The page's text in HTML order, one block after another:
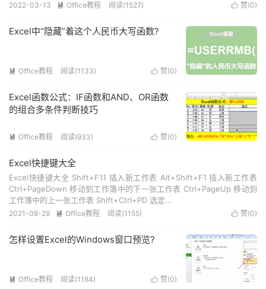
 赞(0)
2022-03-13  Office教程 阅读(1527)
Excel中“隐藏”着这个人民币大写函数?
 赞(0)
 Office教程 阅读(1133)
Excel函数公式：IF函数和AND、OR函数
的组合多条件判断技巧
 赞(0)
 Office教程 阅读(933)
Excel快捷键大全
Excel快捷键大全 Shift+F11 插入新工作表 Alt+Shift+F1 插入新工作表
Ctrl+PageDown 移动到工作簿中的下一张工作表 Ctrl+PageUp 移动到
工作簿中的上一张工作表 Shift+Ctrl+PD 选定...
 赞(0)
2021-08-29  Office教程 阅读(1155)
怎样设置Excel的Windows窗口预览?
 赞(0)
 Office教程 阅读(1184)